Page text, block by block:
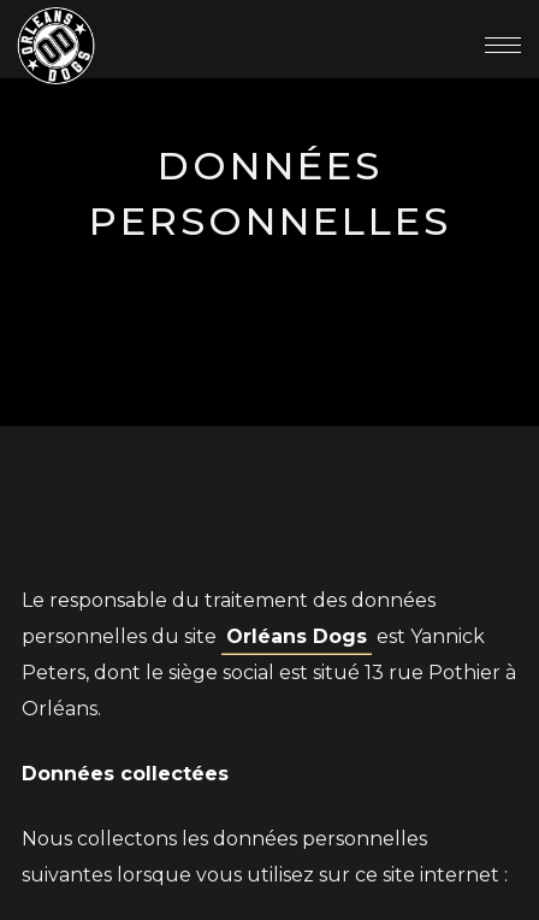
DONNÉES
PERSONNELLES
Le responsable du traitement des données
personnelles du site Orléans Dogs est Yannick
Peters, dont le siège social est situé 13 rue Pothier à
Orléans.
Données collectées
Nous collectons les données personnelles
suivantes lorsque vous utilisez sur ce site internet :